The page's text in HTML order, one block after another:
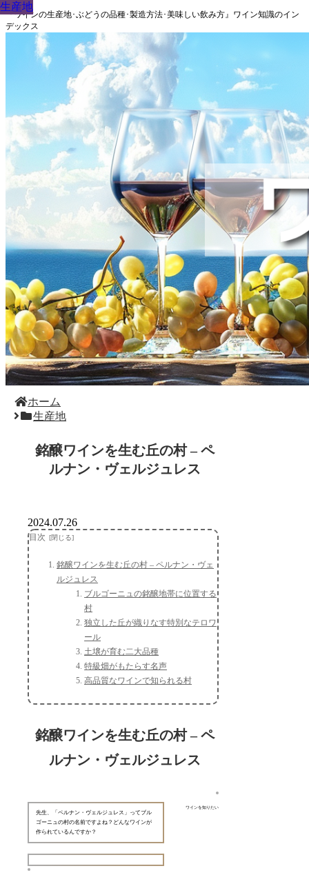
『ワインの生産地･ぶどうの品種･製造方法･美味しい飲み方』ワイン知識のイン
デックス
ホーム
生産地
銘醸ワインを生む丘の村 – ペ
ルナン・ヴェルジュレス
生産地
2024.07.26
目次
銘醸ワインを生む丘の村 – ペルナン・ヴェ
ルジュレス
ブルゴーニュの銘醸地帯に位置する
村
独立した丘が織りなす特別なテロワ
ール
土壌が育む二大品種
特級畑がもたらす名声
高品質なワインで知られる村
銘醸ワインを生む丘の村 – ペ
ルナン・ヴェルジュレス
ワインを知りたい
先生、「ペルナン・ヴェルジュレス」ってブル
ゴーニュの村の名前ですよね？どんなワインが
作られているんですか？
生産地
生産地
生産地
生産地
生産地
生産地
生産地
生産地